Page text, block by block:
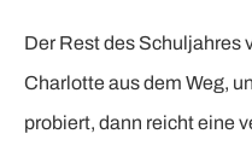
Der Rest des Schuljahres
Charlotte aus dem Weg,
probiert, dann reicht eine